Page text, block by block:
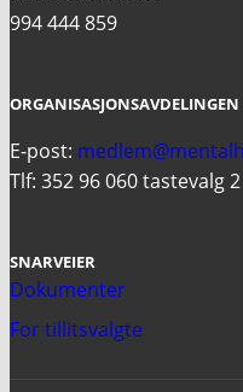
994 444 859
ORGANISASJONSAVDELINGEN
E-post:
Tlf: 352 96 060 tastevalg 2
SNARVEIER
Dokumenter
For tillitsvalgte